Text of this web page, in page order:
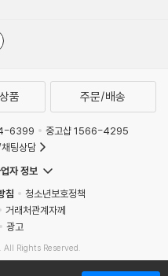
품 주문/배송
6399
중고샵 1566-4295
팅상담
자 정보
침
청소년보호정책
거래처관계자께
광고
Rights Reserved.